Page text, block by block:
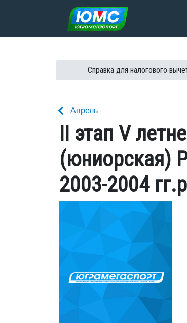
Перейти к содержанию
Справка для налогового
Апрель
II этап V
(юниорская)
2003-2004